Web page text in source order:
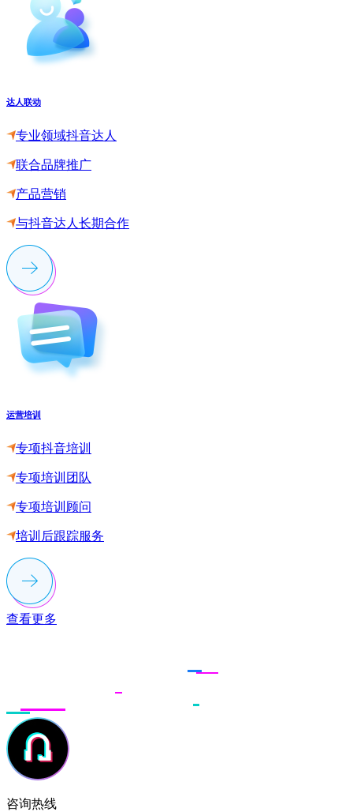
达人联动
专业领域抖音达人
联合品牌推广
产品营销
与抖音达人长期合作
运营培训
专项抖音培训
专项培训团队
专项培训顾问
培训后跟踪服务
查看更多
咨询热线